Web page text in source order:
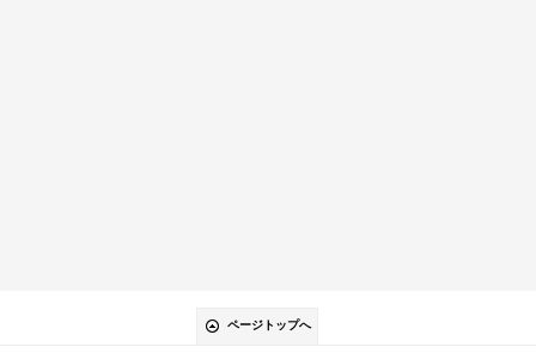
ページトップへ